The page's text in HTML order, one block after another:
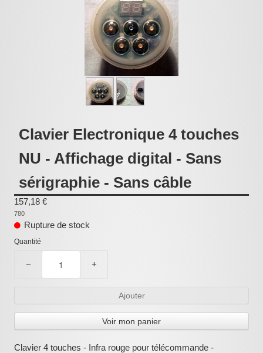
F.A.Q (Foire aux questions)
Contact
Clavier Electronique 4 touches
NU - Affichage digital - Sans
sérigraphie - Sans câble
157,18 €
780
Rupture de stock
Quantité
− +
Ajouter
Voir mon panier
Clavier 4 touches - Infra rouge pour télécommande -